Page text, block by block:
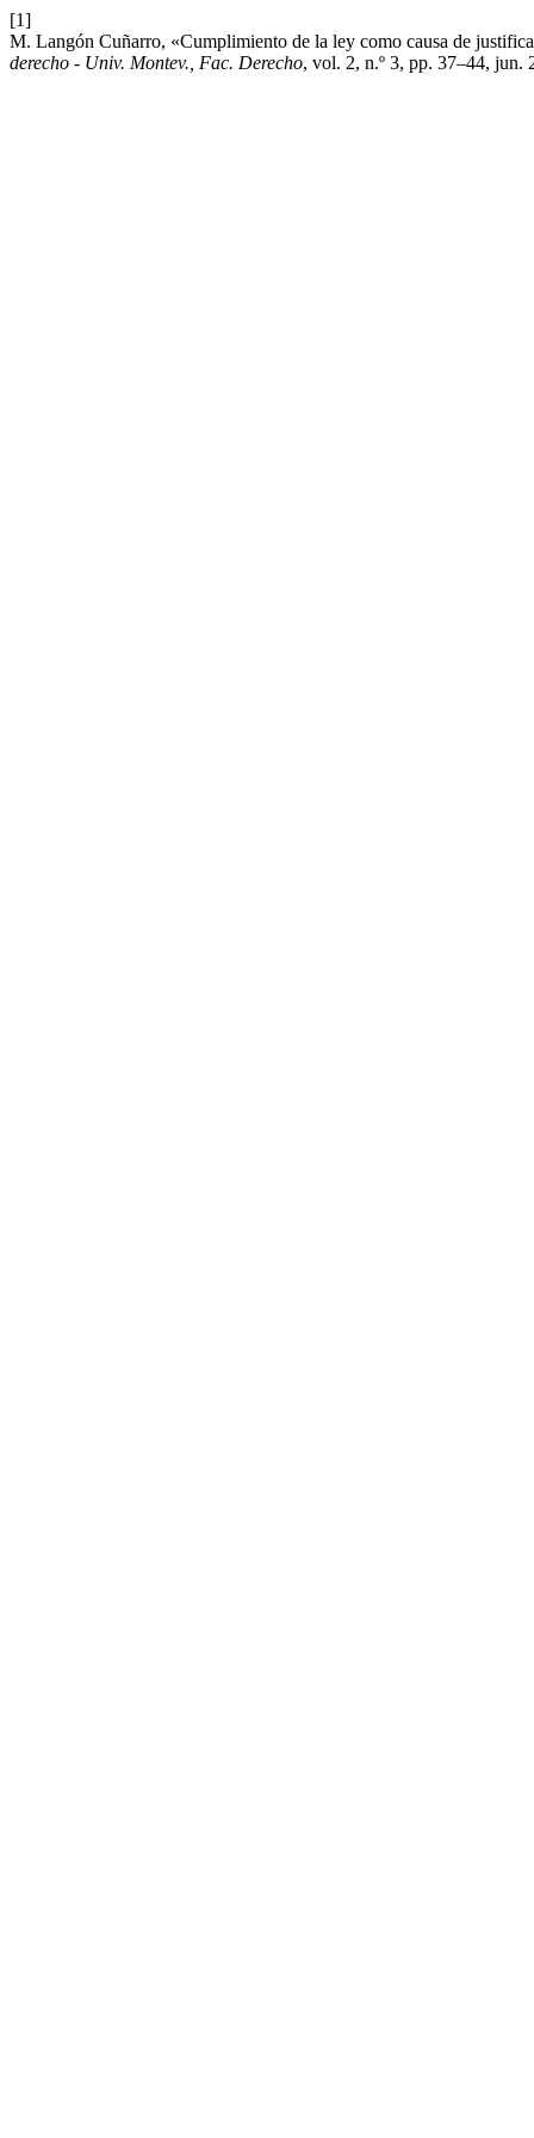
[1]
M. Langón Cuñarro, «Cumplimiento de la ley como causa de
derecho - Univ. Montev., Fac. Derecho, vol. 2, n.º 3, pp. 37–44, jun.